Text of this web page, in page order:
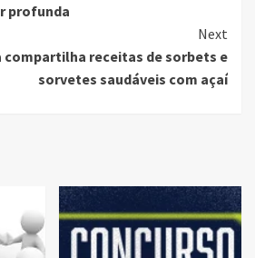
profunda
Next
receitas de sorbets e
sorvetes saudáveis com açaí